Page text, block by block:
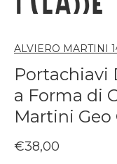
ALVIERO MARTINI
Portachiavi
a Forma di
Martini Geo
Prezzo regolare
€38,00